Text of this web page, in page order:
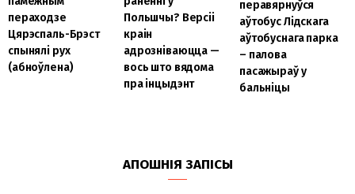
пераходзе
Цярэспаль-Брэст
спынялі рух
(абноўлена)
Польшчы? Версіі
краін
адрозніваюцца —
вось што вядома
пра інцыдэнт
перавярнуўся
аўтобус Лідскага
аўтобуснага парка
– палова
пасажыраў у
бальніцы
АПОШНІЯ ЗАПІСЫ